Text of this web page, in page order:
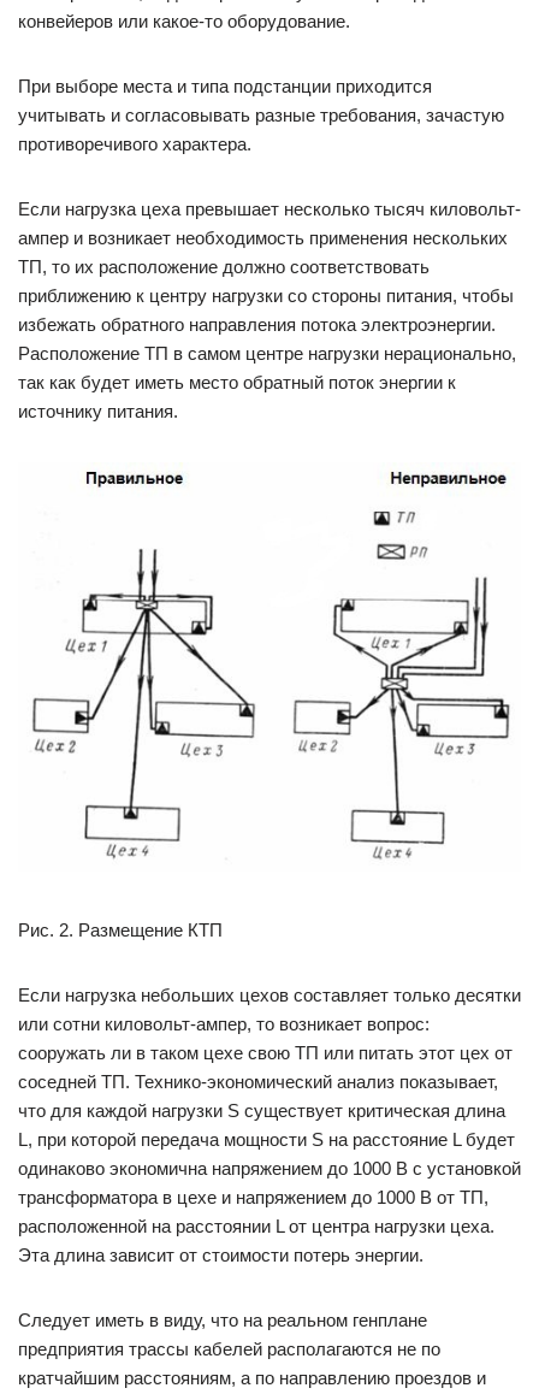
конвейеров или какое-то оборудование.
При выборе места и типа подстанции приходится
учитывать и согласовывать разные требования, зачастую
противоречивого характера.
Если нагрузка цеха превышает несколько тысяч киловольт-
ампер и возникает необходимость применения нескольких
ТП, то их расположение должно соответствовать
приближению к центру нагрузки со стороны питания, чтобы
избежать обратного направления потока электроэнергии.
Расположение ТП в самом центре нагрузки нерационально,
так как будет иметь место обратный поток энергии к
источнику питания.
Рис. 2. Размещение КТП
Если нагрузка небольших цехов составляет только десятки
или сотни киловольт-ампер, то возникает вопрос:
сооружать ли в таком цехе свою ТП или питать этот цех от
соседней ТП. Технико-экономический анализ показывает,
что для каждой нагрузки S существует критическая длина
L, при которой передача мощности S на расстояние L будет
одинаково экономична напряжением до 1000 В с установкой
трансформатора в цехе и напряжением до 1000 В от ТП,
расположенной на расстоянии L от центра нагрузки цеха.
Эта длина зависит от стоимости потерь энергии.
Следует иметь в виду, что на реальном генплане
предприятия трассы кабелей располагаются не по
кратчайшим расстояниям, а по направлению проездов и